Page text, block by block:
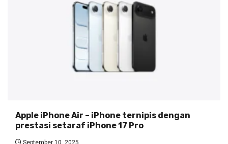
Apple iPhone Air – iPhone ternipis dengan
prestasi setaraf iPhone 17 Pro
September 10, 2025